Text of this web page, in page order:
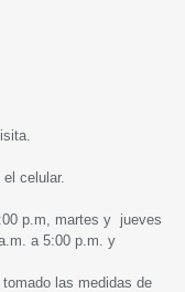
celular.
p.m, martes y jueves
a 5:00 p.m. y
las medidas de